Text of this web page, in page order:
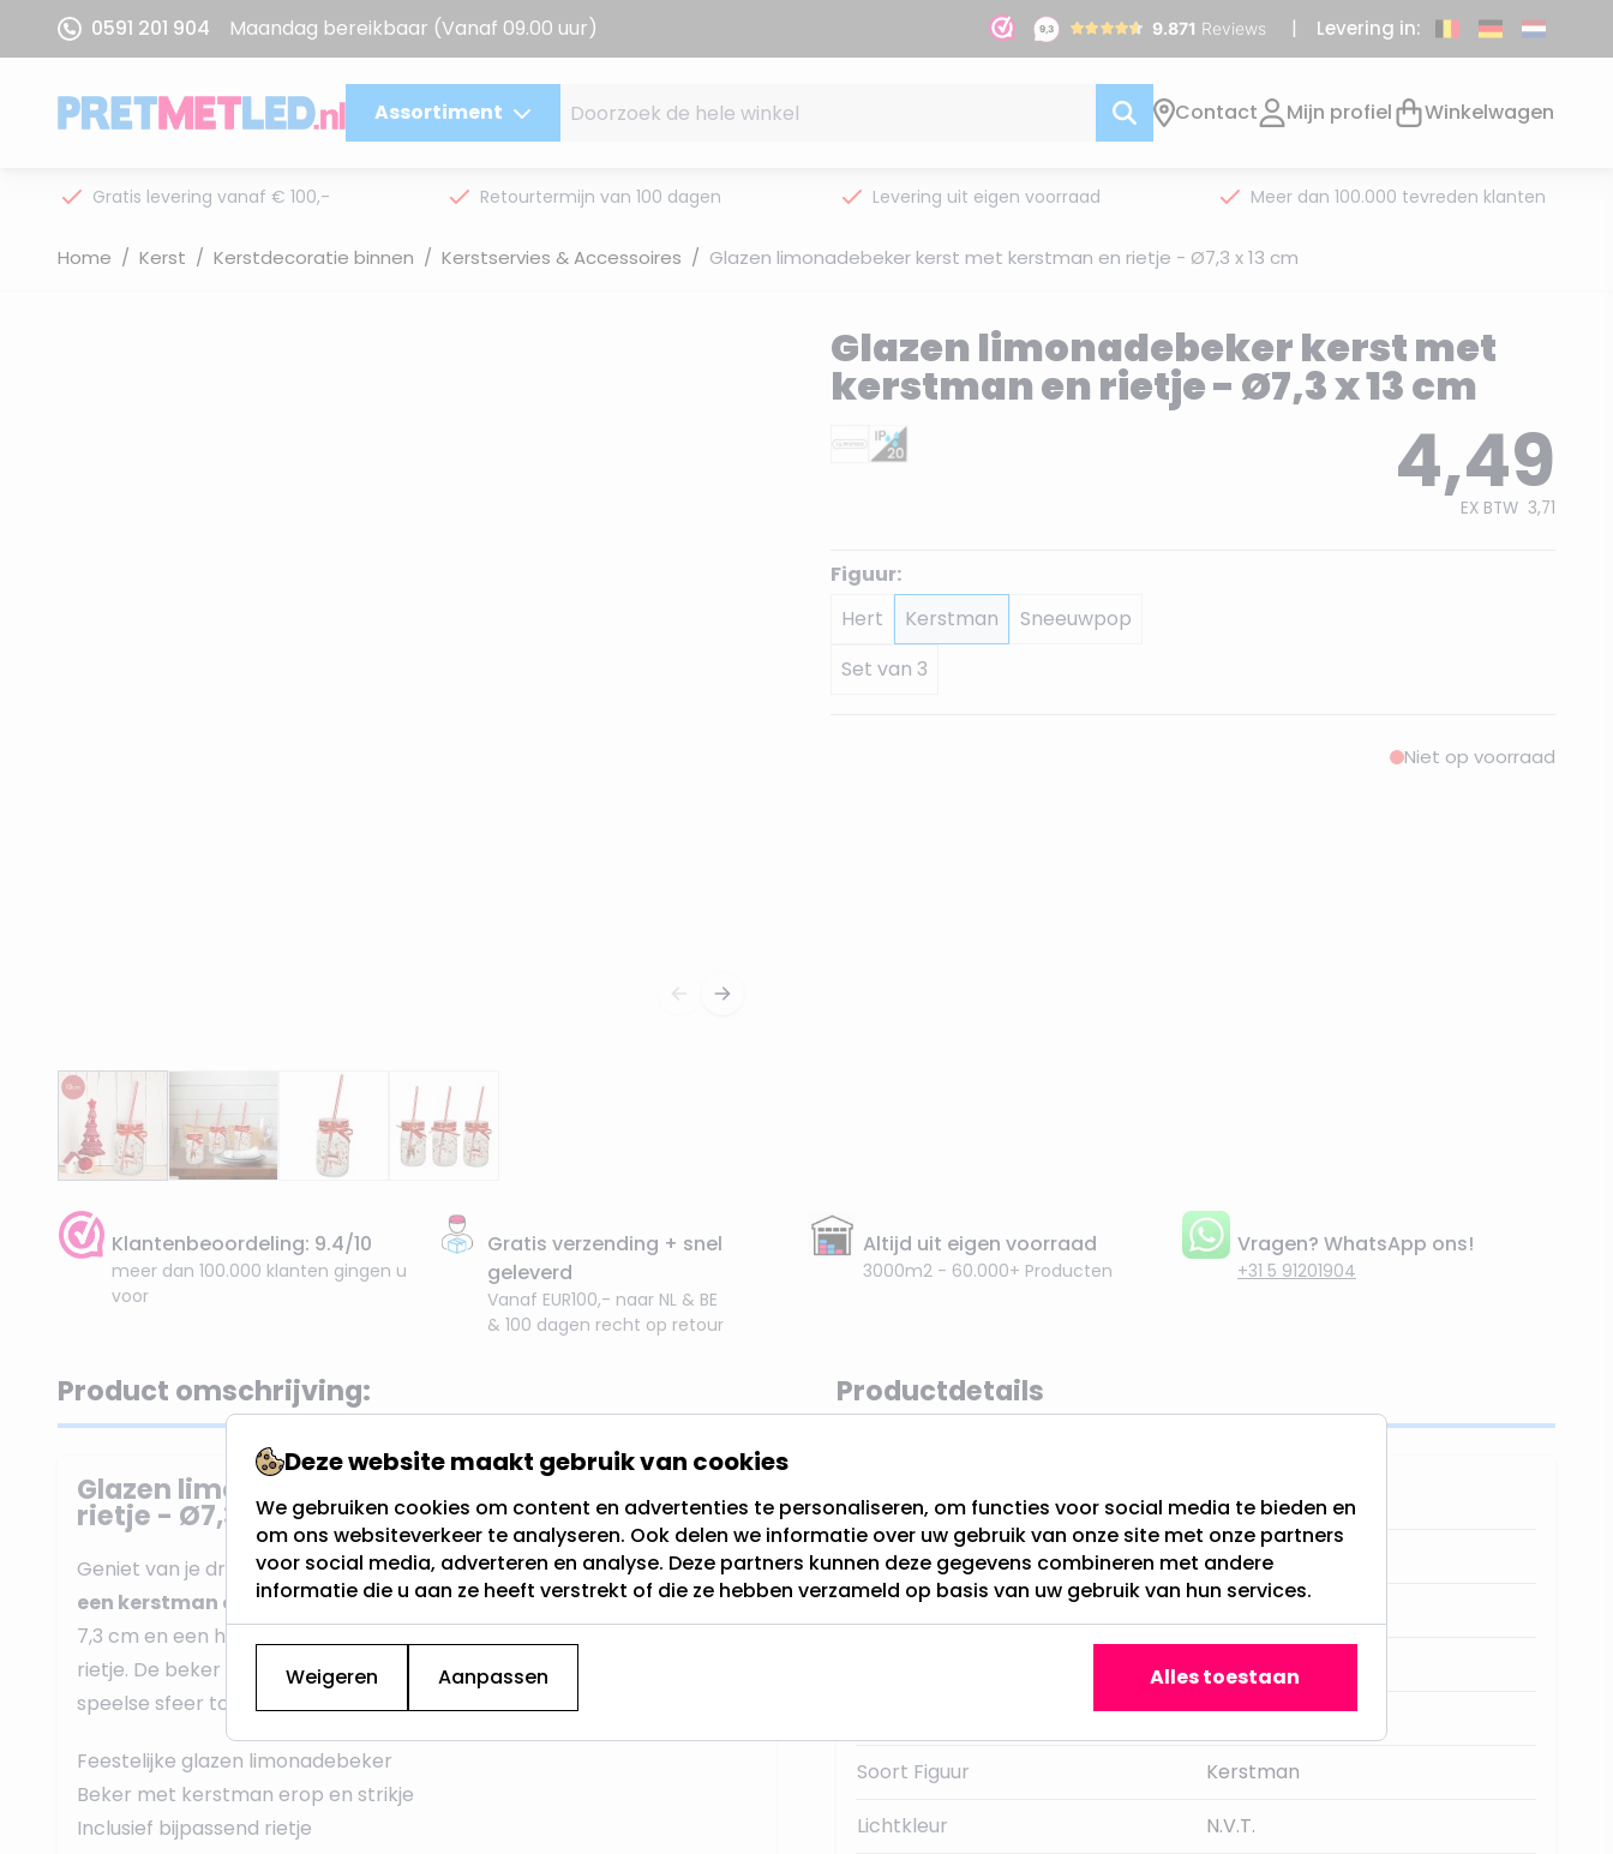
Ga naar de inhoud
0591 201 904 Maandag bereikbaar (Vanaf 09.00 uur) Levering in:
Assortiment Contact Mijn profiel Winkelwagen
Gratis levering vanaf € 100,- Retourtermijn van 100 dagen Levering uit eigen voorraad Meer dan 100.000 tevreden klanten
Home / Kerst / Kerstdecoratie binnen / Kerstservies & Accessoires / Glazen limonadebeker kerst met kerstman en rietje - Ø7,3 x 13 cm
Glazen limonadebeker kerst met
kerstman en rietje - Ø7,3 x 13 cm
4,49
EX BTW 3,71
Figuur:
Hert
Kerstman
Sneeuwpop
Set van 3
Niet op voorraad
Klantenbeoordeling: 9.4/10
meer dan 100.000 klanten gingen u
voor
Gratis verzending + snel
geleverd
Vanaf EUR100,- naar NL & BE
& 100 dagen recht op retour
Altijd uit eigen voorraad
3000m2 - 60.000+ Producten
Vragen? WhatsApp ons!
+31 5 91201904
Product omschrijving:
Glazen limonadebeker kerst met kerstman en
rietje - Ø7,3 x 13 cm
Geniet van je drankjes in deze feestelijkeglazen limonadebeker met
een kerstman erop en rood strikje. De beker heeft een diameter van
7,3 cm en een hoogte van 13 cm, en wordt geleverd met een bijpassend
rietje. De beker is perfect voor de feestdagen en voegt een leuke,
speelse sfeer toe aan elke gelegenheid.
Feestelijke glazen limonadebeker
Beker met kerstman erop en strikje
Inclusief bijpassend rietje
Productdetails
EAN
8720847134967
SKU
644506-Kerstman
Tafel decoratie
13
Soort Figuur
Kerstman
Lichtkleur
N.V.T.
Deze website maakt gebruik van cookies
We gebruiken cookies om content en advertenties te personaliseren, om functies voor social media te bieden en
om ons websiteverkeer te analyseren. Ook delen we informatie over uw gebruik van onze site met onze partners
voor social media, adverteren en analyse. Deze partners kunnen deze gegevens combineren met andere
informatie die u aan ze heeft verstrekt of die ze hebben verzameld op basis van uw gebruik van hun services.
Weigeren Aanpassen Alles toestaan